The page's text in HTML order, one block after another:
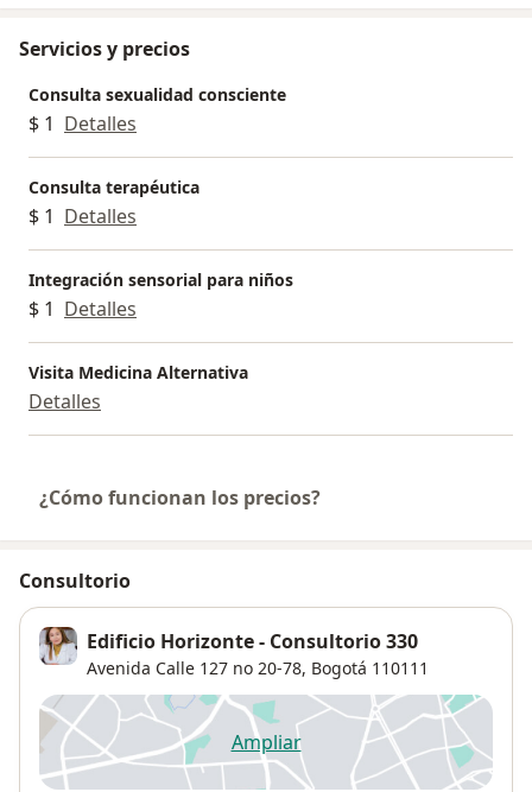
Servicios y precios
Consulta sexualidad consciente
$ 1 Detalles
Consulta terapéutica
$ 1 Detalles
Integración sensorial para niños
$ 1 Detalles
Visita Medicina Alternativa
Detalles
¿Cómo funcionan los precios?
Consultorio
Edificio Horizonte - Consultorio 330
Avenida Calle 127 no 20-78, Bogotá 110111
Ampliarse abre en una nueva